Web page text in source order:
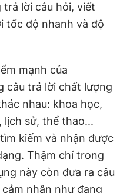
0908 780 404
Tòa soạn Chính sách bảo
Thành
trả lời câu hỏi, viết
tốc độ nhanh và độ
mạnh của
câu trả lời chất lượng
nhau: khoa học,
lịch sử, thể thao...
kiếm và nhận được
Thậm chí trong
này còn đưa ra câu
nhận như đang